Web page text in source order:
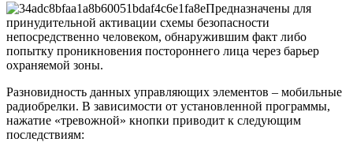
Предназначены для
принудительной активации схемы безопасности
непосредственно человеком, обнаружившим факт либо
попытку проникновения постороннего лица через барьер
охраняемой зоны.
Разновидность данных управляющих элементов – мобильные
радиобрелки. В зависимости от установленной программы,
нажатие «тревожной» кнопки приводит к следующим
последствиям: